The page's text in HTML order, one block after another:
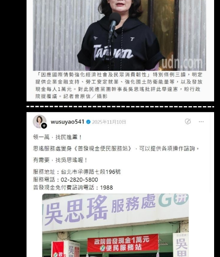
滋」，政府 應研議「今年繼續加碼」的可能
性，讓全民共享經濟果實。 領取率高達98%！
羅明才喊話：去年領完、今年有機會續領嗎？
針對普發現金10,000元的領